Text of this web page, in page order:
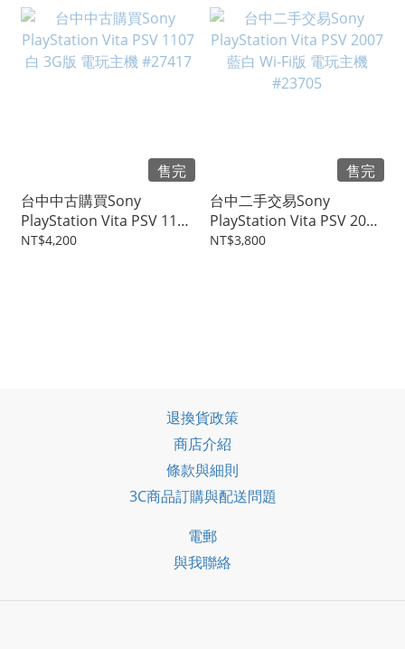
售完
台中中古購買Sony
PlayStation Vita PSV 1107
白 3G版 電玩主機 #27417
NT$4,200
售完
台中二手交易Sony
PlayStation Vita PSV 2007
藍白 Wi-Fi版 電玩主機
NT$3,800
退換貨政策
商店介紹
條款與細則
3C商品訂購與配送問題
電郵
與我聯絡